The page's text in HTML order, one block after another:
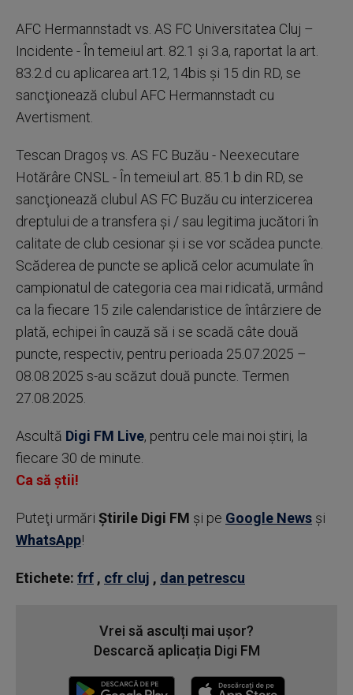
AFC Hermannstadt vs. AS FC Universitatea Cluj –
Incidente - În temeiul art. 82.1 şi 3.a, raportat la art.
83.2.d cu aplicarea art.12, 14bis şi 15 din RD, se
sancţionează clubul AFC Hermannstadt cu
Avertisment.
Tescan Dragoş vs. AS FC Buzău - Neexecutare
Hotărâre CNSL - În temeiul art. 85.1.b din RD, se
sancţionează clubul AS FC Buzău cu interzicerea
dreptului de a transfera şi / sau legitima jucători în
calitate de club cesionar şi i se vor scădea puncte.
Scăderea de puncte se aplică celor acumulate în
campionatul de categoria cea mai ridicată, urmând
ca la fiecare 15 zile calendaristice de întârziere de
plată, echipei în cauză să i se scadă câte două
puncte, respectiv, pentru perioada 25.07.2025 –
08.08.2025 s-au scăzut două puncte. Termen
27.08.2025.
Ascultă Digi FM Live, pentru cele mai noi știri, la
fiecare 30 de minute.
Ca să știi!
Puteţi urmări Știrile Digi FM şi pe Google News şi
WhatsApp!
Etichete: frf , cfr cluj , dan petrescu
Vrei să asculți mai ușor?
Descarcă aplicația Digi FM